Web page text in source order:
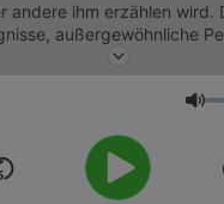
andere ihm erzählen wird.
außergewöhnliche
der
du alle Infos &
Podcast schalten? Dann
bei Seven.One
portfolio/sevenone-